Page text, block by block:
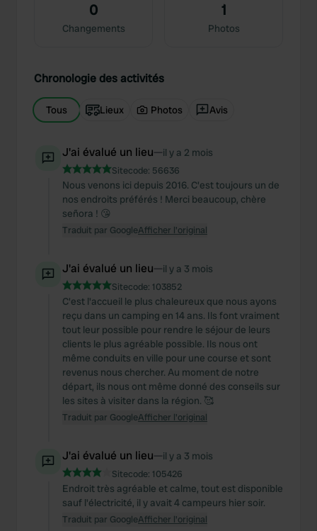
0
Changements
1
Photos
Chronologie des activités
Tous Lieux Photos Avis
J'ai évalué un lieu—il y a 2 mois
Sitecode: 56636
Nous venons ici depuis 2016. C'est toujours un de
nos endroits préférés ! Merci beaucoup, chère
señora ! 😘
Traduit par GoogleAfficher l'original
J'ai évalué un lieu—il y a 3 mois
Sitecode: 103852
C'est l'accueil le plus chaleureux que nous ayons
reçu dans un camping en 14 ans. Ils font vraiment
tout leur possible pour rendre le séjour de leurs
clients le plus agréable possible. Ils nous ont
même conduits en ville pour une course et sont
revenus nous chercher. Au moment de notre
départ, ils nous ont même donné des conseils sur
les sites à visiter dans la région. 🥰
Traduit par GoogleAfficher l'original
J'ai évalué un lieu—il y a 3 mois
Sitecode: 105426
Endroit très agréable et calme, tout est disponible
sauf l'électricité, il y avait 4 campeurs hier soir.
Traduit par GoogleAfficher l'original